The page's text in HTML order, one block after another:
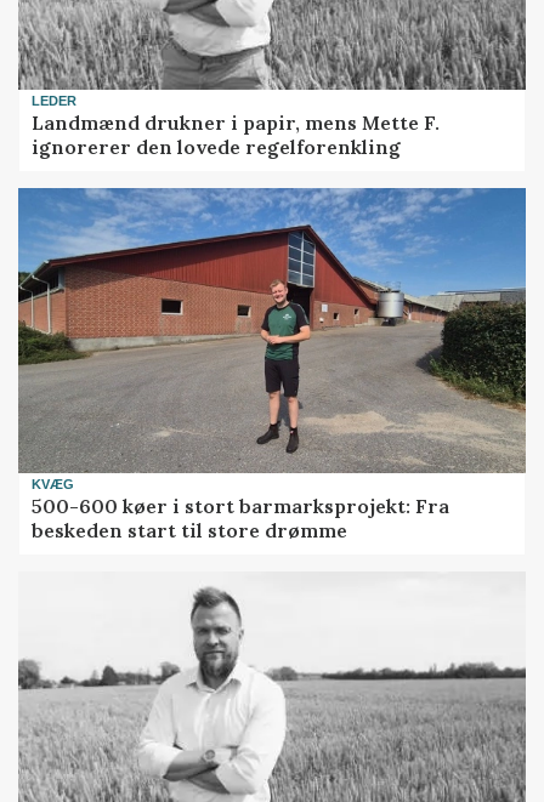
LEDER
Landmænd drukner i papir, mens Mette F.
ignorerer den lovede regelforenkling
KVÆG
500-600 køer i stort barmarksprojekt: Fra
beskeden start til store drømme